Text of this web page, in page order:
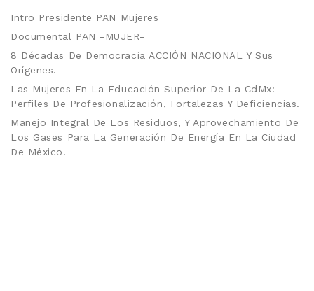
Intro Presidente PAN Mujeres
Documental PAN -MUJER-
8 Décadas De Democracia ACCIÓN NACIONAL Y Sus
Orígenes.
Las Mujeres En La Educación Superior De La CdMx:
Perfiles De Profesionalización, Fortalezas Y Deficiencias.
Manejo Integral De Los Residuos, Y Aprovechamiento De
Los Gases Para La Generación De Energía En La Ciudad
De México.